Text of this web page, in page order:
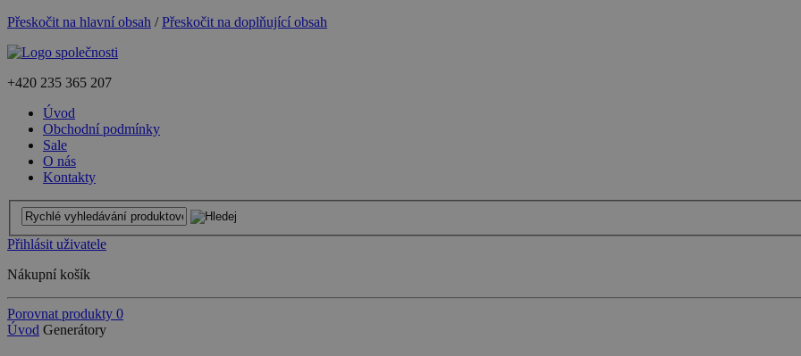
Přeskočit na hlavní obsah /Přeskočit na doplňující obsah
+420 235 365 207
Úvod
Obchodní podmínky
Sale
O nás
Kontakty
Přihlásit uživatele
Nákupní košík
Porovnat produkty 0
Úvod Generátory